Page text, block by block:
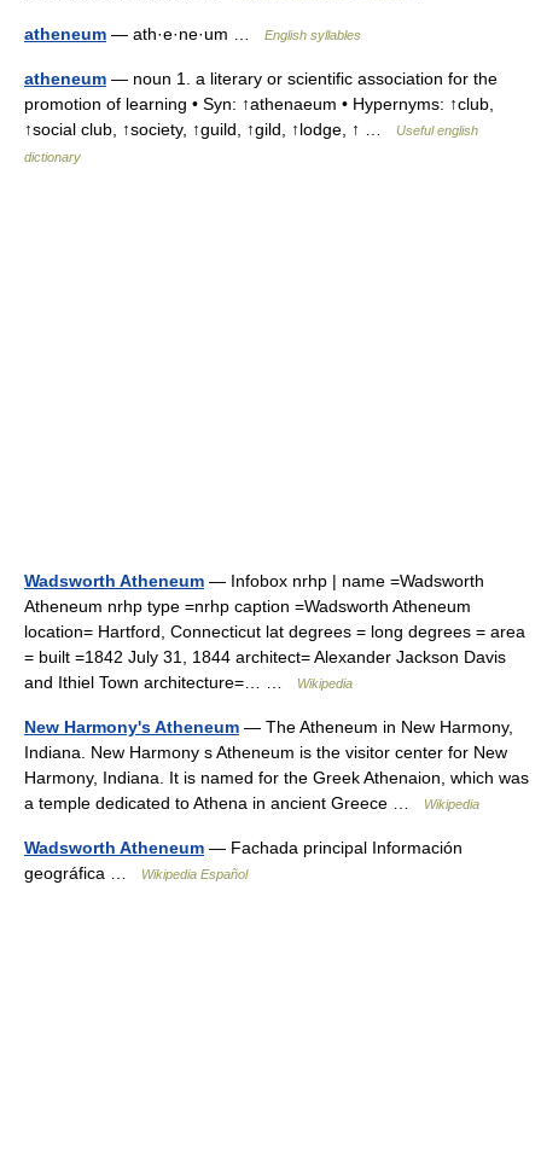
atheneum — ath·e·ne·um … English syllables
atheneum — noun 1. a literary or scientific association for the
promotion of learning • Syn: ↑athenaeum • Hypernyms: ↑club,
↑social club, ↑society, ↑guild, ↑gild, ↑lodge, ↑ …
Useful english
dictionary
Wadsworth Atheneum — Infobox nrhp | name =Wadsworth
Atheneum nrhp type =nrhp caption =Wadsworth Atheneum
location= Hartford, Connecticut lat degrees = long degrees = area
= built =1842 July 31, 1844 architect= Alexander Jackson Davis
and Ithiel Town architecture=… …
Wikipedia
New Harmony's Atheneum — The Atheneum in New Harmony,
Indiana. New Harmony s Atheneum is the visitor center for New
Harmony, Indiana. It is named for the Greek Athenaion, which was
a temple dedicated to Athena in ancient Greece …
Wikipedia
Wadsworth Atheneum — Fachada principal Información
geográfica …
Wikipedia Español